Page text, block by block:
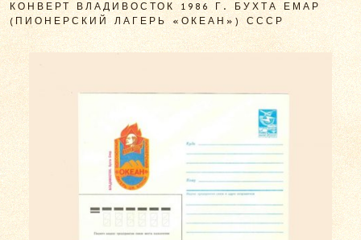
КОНВЕРТ ВЛАДИВОСТОК 1986 Г. БУХТА ЕМАР
(ПИОНЕРСКИЙ ЛАГЕРЬ «ОКЕАН») СССР